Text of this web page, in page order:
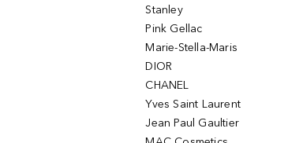
Stanley
Pink Gellac
Marie-Stella-Maris
DIOR
CHANEL
Yves Saint Laurent
Jean Paul Gaultier